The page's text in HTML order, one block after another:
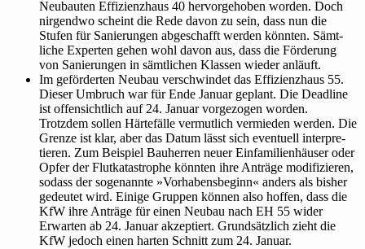
Neu­bauten Effizienz­haus 40 her­vor­ge­hoben worden. Doch
nir­gendwo scheint die Rede davon zu sein, dass nun die
Stufen für Sanie­rungen abge­schafft werden könnten. Sämt­
liche Experten gehen wohl davon aus, dass die För­de­rung
von Sanie­rungen in sämt­li­chen Klassen wieder anläuft.
Im geför­derten Neubau ver­schwindet das Effizienz­haus 55.
Dieser Umbruch war für Ende Januar geplant. Die Dead­line
ist offen­sicht­lich auf 24. Januar vor­ge­zogen worden.
Trotzdem sollen Här­te­fälle ver­mut­lich ver­mieden werden. Die
Grenze ist klar, aber das Datum lässt sich even­tuell inter­pre­
tieren. Zum Bei­spiel Bau­herren neuer Ein­fa­mi­li­en­häuser oder
Opfer der Flut­ka­ta­strophe könnten ihre Anträge modi­fi­zieren,
sodass der soge­nannte »Vor­ha­bens­be­ginn« anders als bisher
gedeutet wird. Einige Gruppen können also hoffen, dass die
KfW ihre Anträge für einen Neubau nach EH 55 wider
Erwarten ab 24. Januar akzep­tiert. Grund­sätz­lich zieht die
KfW jedoch einen harten Schnitt zum 24. Januar.